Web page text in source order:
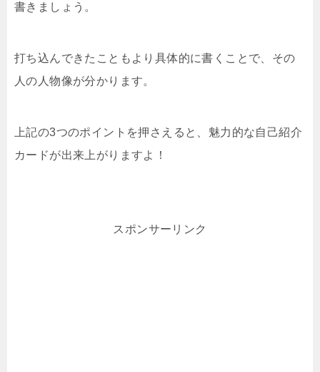
書きましょう。
打ち込んできたこともより具体的に書くことで、その
人の人物像が分かります。
上記の3つのポイントを押さえると、魅力的な自己紹介
カードが出来上がりますよ！
スポンサーリンク